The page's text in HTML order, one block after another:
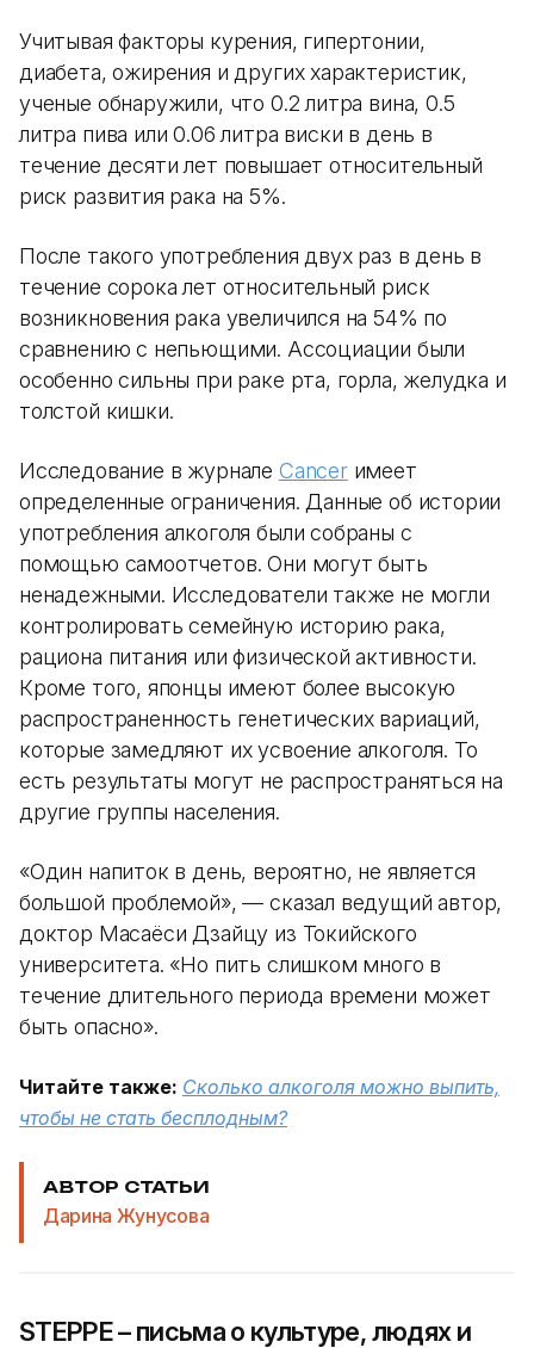
Учитывая факторы курения, гипертонии,
диабета, ожирения и других характеристик,
ученые обнаружили, что 0.2 литра вина, 0.5
литра пива или 0.06 литра виски в день в
течение десяти лет повышает относительный
риск развития рака на 5%.
После такого употребления двух раз в день в
течение сорока лет относительный риск
возникновения рака увеличился на 54% по
сравнению с непьющими. Ассоциации были
особенно сильны при раке рта, горла, желудка и
толстой кишки.
Исследование в журнале Cancerимеет
определенные ограничения. Данные об истории
употребления алкоголя были собраны с
помощью самоотчетов. Они могут быть
ненадежными. Исследователи также не могли
контролировать семейную историю рака,
рациона питания или физической активности.
Кроме того, японцы имеют более высокую
распространенность генетических вариаций,
которые замедляют их усвоение алкоголя. То
есть результаты могут не распространяться на
другие группы населения.
«Один напиток в день, вероятно, не является
большой проблемой», — сказал ведущий автор,
доктор Масаёси Дзайцу из Токийского
университета. «Но пить слишком много в
течение длительного периода времени может
быть опасно».
Читайте также: Сколько алкоголя можно выпить,
чтобы не стать бесплодным?
АВТОР СТАТЬИ
Дарина Жунусова
STEPPE – письма о культуре, людях и